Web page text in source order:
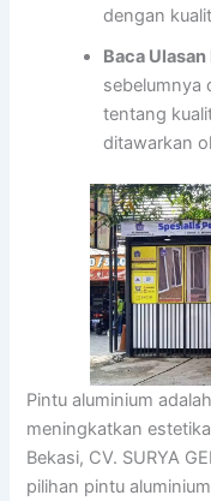
dengan
Baca
sebelumnya
tentang
ditawarkan
Pintu aluminium
meningkatkan
Bekasi, CV. SURYA
pilihan pintu